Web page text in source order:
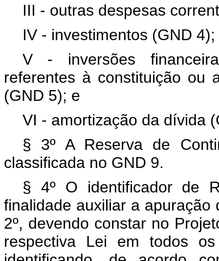
III - outras despesas
IV - investimentos (GND 4);
V - inversões
referentes à constituição ou
(GND 5); e
VI - amortização da dívida
§ 3º A Reserva de
classificada no GND 9.
§ 4º O identificador de
finalidade auxiliar a
2º, devendo constar no
respectiva Lei em todos